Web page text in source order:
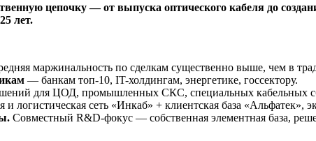
цепочку — от выпуска оптического кабеля до
лет.
маржинальность по сделкам существенно выше, чем в
— банкам топ-10, IT-холдингам, энергетике, госсектору.
для ЦОД, промышленных СКС, специальных кабельных
логистическая сеть «Инкаб» + клиентская база
Совместный R&D-фокус — собственная элементная база,